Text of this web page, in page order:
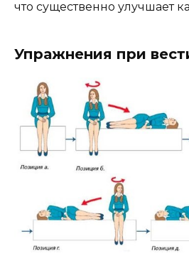
что существенно улучшает
Упражнения при